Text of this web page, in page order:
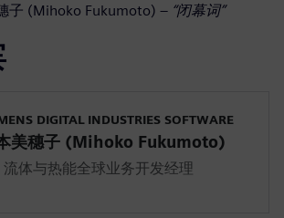
子 (Mihoko Fukumoto) – “闭幕词”
DIGITAL INDUSTRIES SOFTWARE
美穗子 (Mihoko Fukumoto)
流体与热能全球业务开发经理